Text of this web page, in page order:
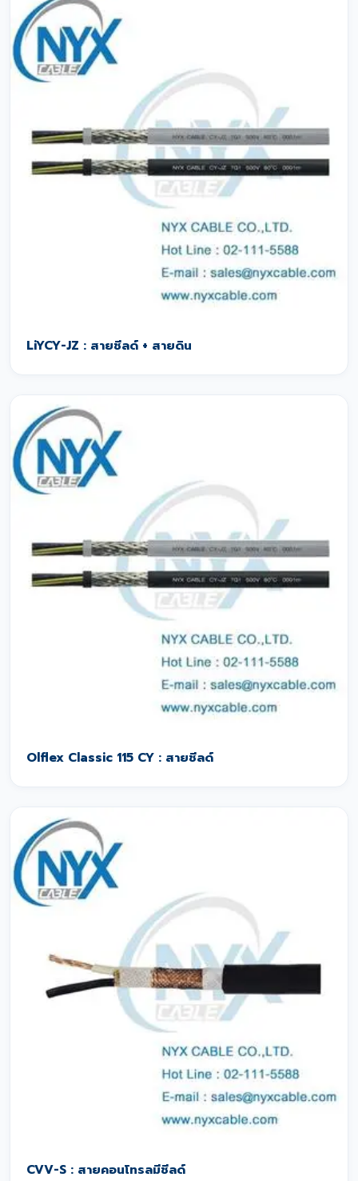
LiYCY-JZ : สายชีลด์ + สายดิน
Olflex Classic 115 CY : สายชีลด์
CVV-S : สายคอนโทรลมีชีลด์